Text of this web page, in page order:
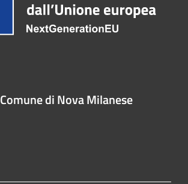
Comune di Nova Milanese